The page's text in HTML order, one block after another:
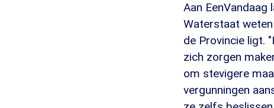
Aan
Waterstaat
de Provincie ligt.
zich zorgen
om stevigere
vergunningen